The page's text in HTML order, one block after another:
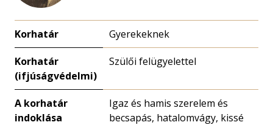
Korhatár Gyerekeknek
Korhatár
(ifjúságvédelmi)
Szülői felügyelettel
A korhatár
indoklása
Igaz és hamis szerelem és
becsapás, hatalomvágy, kissé